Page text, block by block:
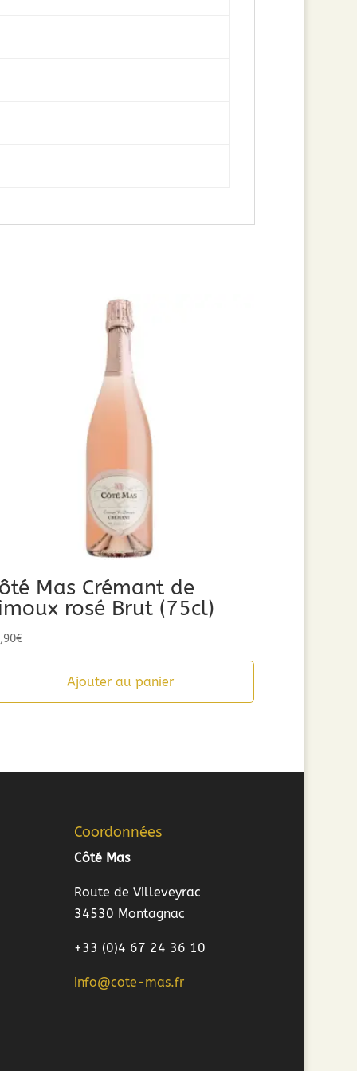
Mas Crémant de
rosé Brut (75cl)
€
Ajouter au panier
Coordonnées
Côté Mas
Route de Villeveyrac
34530 Montagnac
+33 (0)4 67 24 36 10
info@cote-mas.fr